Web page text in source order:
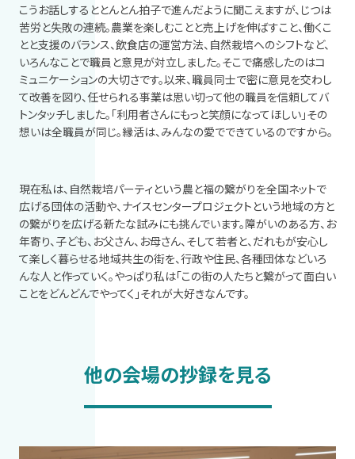
こうお話しするととんとん拍子で進んだように聞こえますが、じつは
苦労と失敗の連続。農業を楽しむことと売上げを伸ばすこと、働くこ
とと支援のバランス、飲食店の運営方法、自然栽培へのシフトなど、
いろんなことで職員と意見が対立しました。そこで痛感したのはコ
ミュニケーションの大切さです。以来、職員同士で密に意見を交わし
て改善を図り、任せられる事業は思い切って他の職員を信頼してバ
トンタッチしました。「利用者さんにもっと笑顔になってほしい」その
想いは全職員が同じ。縁活は、みんなの愛でできているのですから。
現在私は、自然栽培パーティという農と福の繋がりを全国ネットで
広げる団体の活動や、ナイスセンタープロジェクトという地域の方と
の繋がりを広げる新たな試みにも挑んでいます。障がいのある方、お
年寄り、子ども、お父さん、お母さん、そして若者と、だれもが安心し
て楽しく暮らせる地域共生の街を、行政や住民、各種団体などいろ
んな人と作っていく。やっぱり私は「この街の人たちと繋がって面白い
ことをどんどんでやってく」それが大好きなんです。
他の会場の抄録を見る